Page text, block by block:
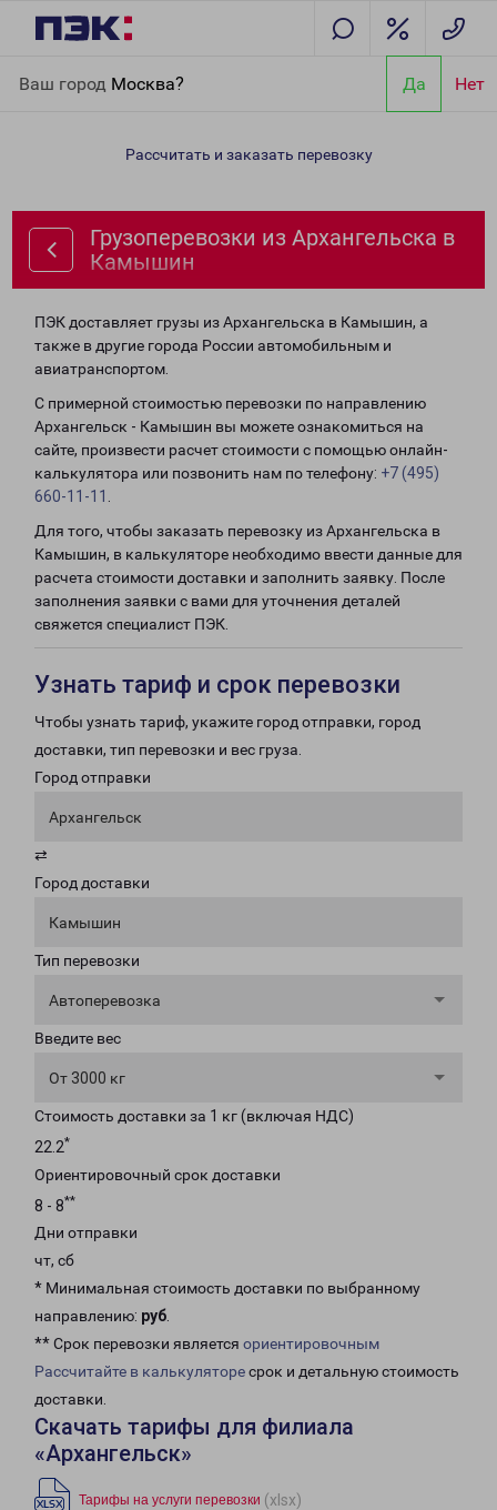
Ваш город Москва? Да Нет
Камышин
Рассчитать и заказать перевозку
Грузоперевозки из Архангельска в
Камышин
ПЭК доставляет грузы из Архангельска в Камышин, а
также в другие города России автомобильным и
авиатранспортом.
С примерной стоимостью перевозки по направлению
Архангельск - Камышин вы можете ознакомиться на
сайте, произвести расчет стоимости с помощью онлайн-
калькулятора или позвонить нам по телефону: +7 (495)
660-11-11
Для того, чтобы заказать перевозку из Архангельска в
Камышин, в калькуляторе необходимо ввести данные для
расчета стоимости доставки и заполнить заявку. После
заполнения заявки с вами для уточнения деталей
свяжется специалист ПЭК.
Узнать тариф и срок перевозки
Чтобы узнать тариф, укажите город отправки, город
доставки, тип перевозки и вес груза.
Город отправки
Архангельск
⇄
Город доставки
Камышин
Тип перевозки
Автоперевозка
Введите вес
От 3000 кг
Стоимость доставки за 1 кг (включая НДС)
22.2*
Ориентировочный срок доставки
8 - 8**
Дни отправки
чт, сб
* Минимальная стоимость доставки по выбранному
направлению: руб.
** Срок перевозки является ориентировочным
Рассчитайте в калькуляторесрок и детальную стоимость
доставки.
Скачать тарифы для филиала
«Архангельск»
Тарифы на услуги перевозки (xlsx)